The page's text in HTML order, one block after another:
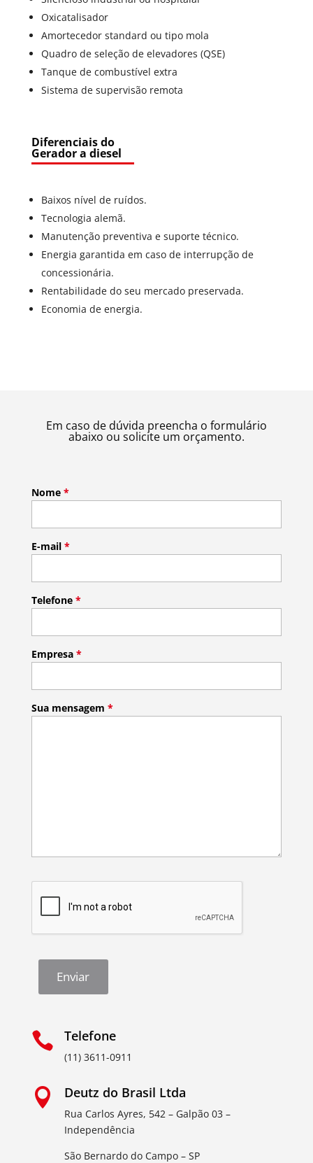
Oxicatalisador
Amortecedor standard ou tipo mola
Quadro de seleção de elevadores (QSE)
Tanque de combustível extra
Sistema de supervisão remota
Diferenciais do
Gerador a diesel
Baixos nível de ruídos.
Tecnologia alemã.
Manutenção preventiva e suporte técnico.
Energia garantida em caso de interrupção de
concessionária.
Rentabilidade do seu mercado preservada.
Economia de energia.
Em caso de dúvida preencha o formulário
abaixo ou solicite um orçamento.
Nome *
E-mail *
Telefone *
Empresa *
Sua mensagem *
Enviar
 Telefone
(11) 3611-0911
 Deutz do Brasil Ltda
Rua Carlos Ayres, 542 – Galpão 03 –
Independência
São Bernardo do Campo – SP